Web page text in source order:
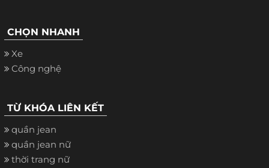
CHỌN NHANH
Xe
Công nghệ
TỪ KHÓA LIÊN KẾT
quần jean
quần jean nữ
thời trang nữ